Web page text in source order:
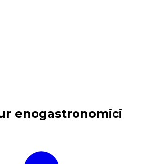
indimenticabili: Esperienze
enogastronomici